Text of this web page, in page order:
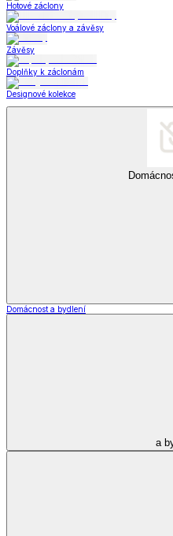
Hotové záclony
Voálové záclony a závěsy
Závěsy
Doplňky k záclonám
Designové kolekce
Domácnost a bydlení
a